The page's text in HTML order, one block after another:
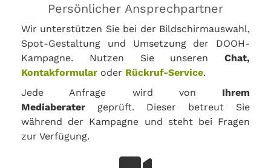
Persönlicher Ansprechpartner
Wir unterstützen Sie bei der Bildschirmauswahl,
Spot-Gestaltung und Umsetzung der DOOH-
Kampagne. Nutzen Sie unseren Chat,
Kontakformular oder Rückruf-Service.
Jede Anfrage wird von Ihrem
Mediaberater geprüft. Dieser betreut Sie
während der Kampagne und steht bei Fragen
zur Verfügung.